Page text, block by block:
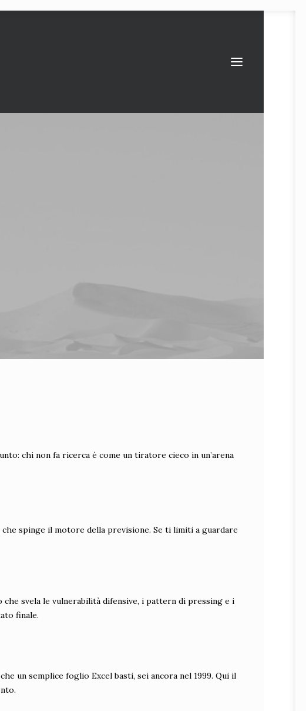
chi non fa ricerca è come un tiratore cieco in un’arena
spinge il motore della previsione. Se ti limiti a guardare
che svela le vulnerabilità difensive, i pattern di pressing e i
finale.
un semplice foglio Excel basti, sei ancora nel 1999. Qui il